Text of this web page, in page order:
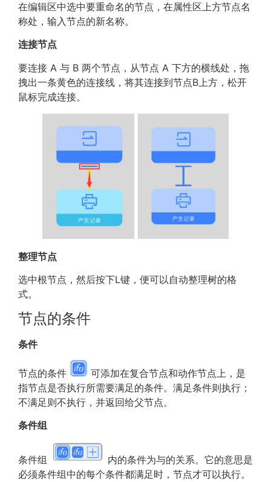
在编辑区中选中要重命名的节点，在属性区上方节点名
称处，输入节点的新名称。
连接节点
要连接 A 与 B 两个节点，从节点 A 下方的横线处，拖
拽出一条黄色的连接线，将其连接到节点B上方，松开
鼠标完成连接。
整理节点
选中根节点，然后按下L键，便可以自动整理树的格
式。
节点的条件
条件
节点的条件
可添加在复合节点和动作节点上，是
指节点是否执行所需要满足的条件。满足条件则执行；
不满足则不执行，并返回给父节点。
条件组
条件组
内的条件为与的关系。它的意思是
必须条件组中的每个条件都满足时，节点才可以执行。